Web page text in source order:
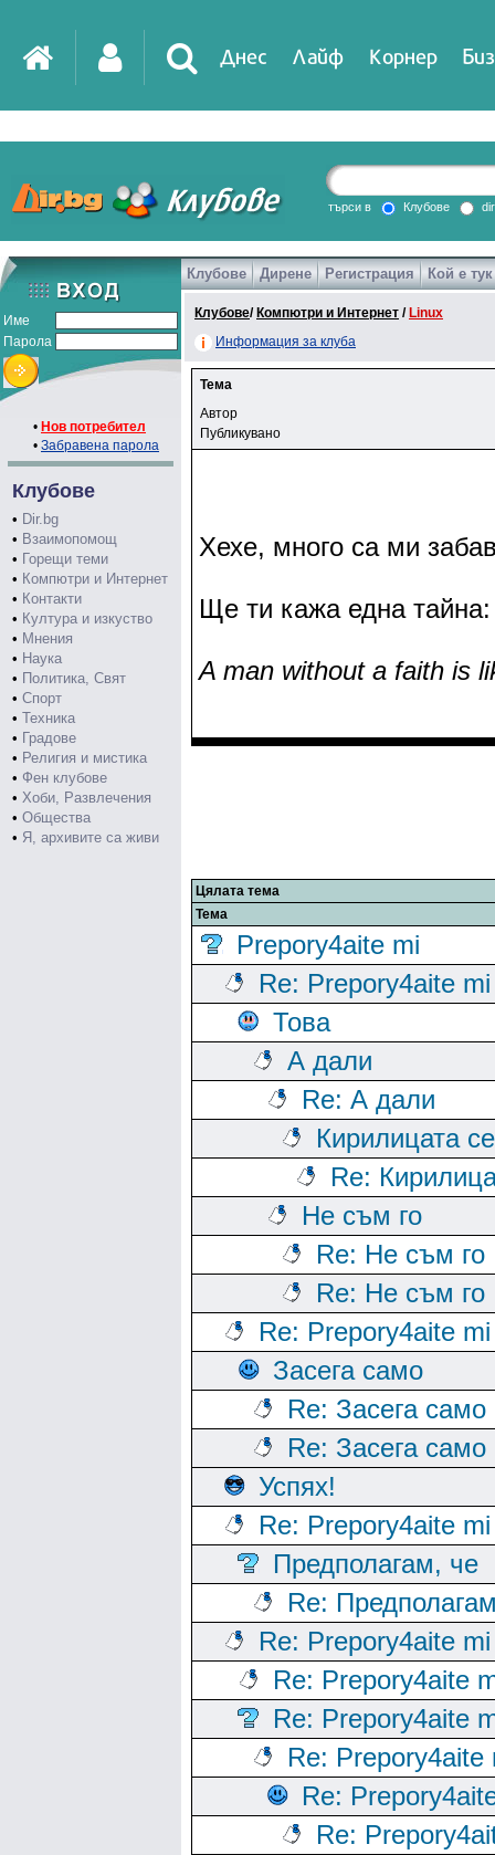
Днес Лайф Корнер
DirTV Impressio
Games
търси в Клубове
Име
Парола
• Нов потребител
• Забравена парола
Клубове
• Dir.bg
• Взаимопомощ
• Горещи теми
• Компютри и Интернет
• Контакти
• Култура и изкуство
• Мнения
• Наука
• Политика, Свят
• Спорт
• Техника
• Градове
• Религия и мистика
• Фен клубове
• Хоби, Развлечения
• Общества
• Я, архивите са живи
Клубове Дирене Регистрация Кой е тук
Клубове/ Компютри и Интернет / Linux
Информация за клуба
Тема
Автор
Публикувано
Хехе, много са ми
Ще ти кажа една
A man without a faith is
Цялата тема
Тема
Prepory4aite mi
Re: Prepory4aite mi
Това
А дали
Re: А дали
Кирилицата се
Re:
Не съм го
Re: Не съм го
Re: Не съм го
Re: Prepory4aite mi
Засега само
Re: Засега само
Re: Засега само
Успях!
Re: Prepory4aite mi
Предполагам, че
Re:
Re: Prepory4aite mi
Re: Prepory4aite
Re: Prepory4aite
Re: Prepory4aite
Re:
Re: